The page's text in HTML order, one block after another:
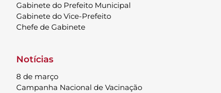
Gabinete do Prefeito Municipal
Gabinete do Vice-Prefeito
Chefe de Gabinete
Notícias
8 de março
Campanha Nacional de Vacinação